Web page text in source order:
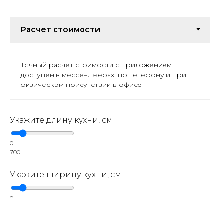
Точный расчёт стоимости с приложением
доступен в мессенджерах, по телефону и при
физическом присутствии в офисе
Укажите длину кухни, см
0
700
Укажите ширину кухни, см